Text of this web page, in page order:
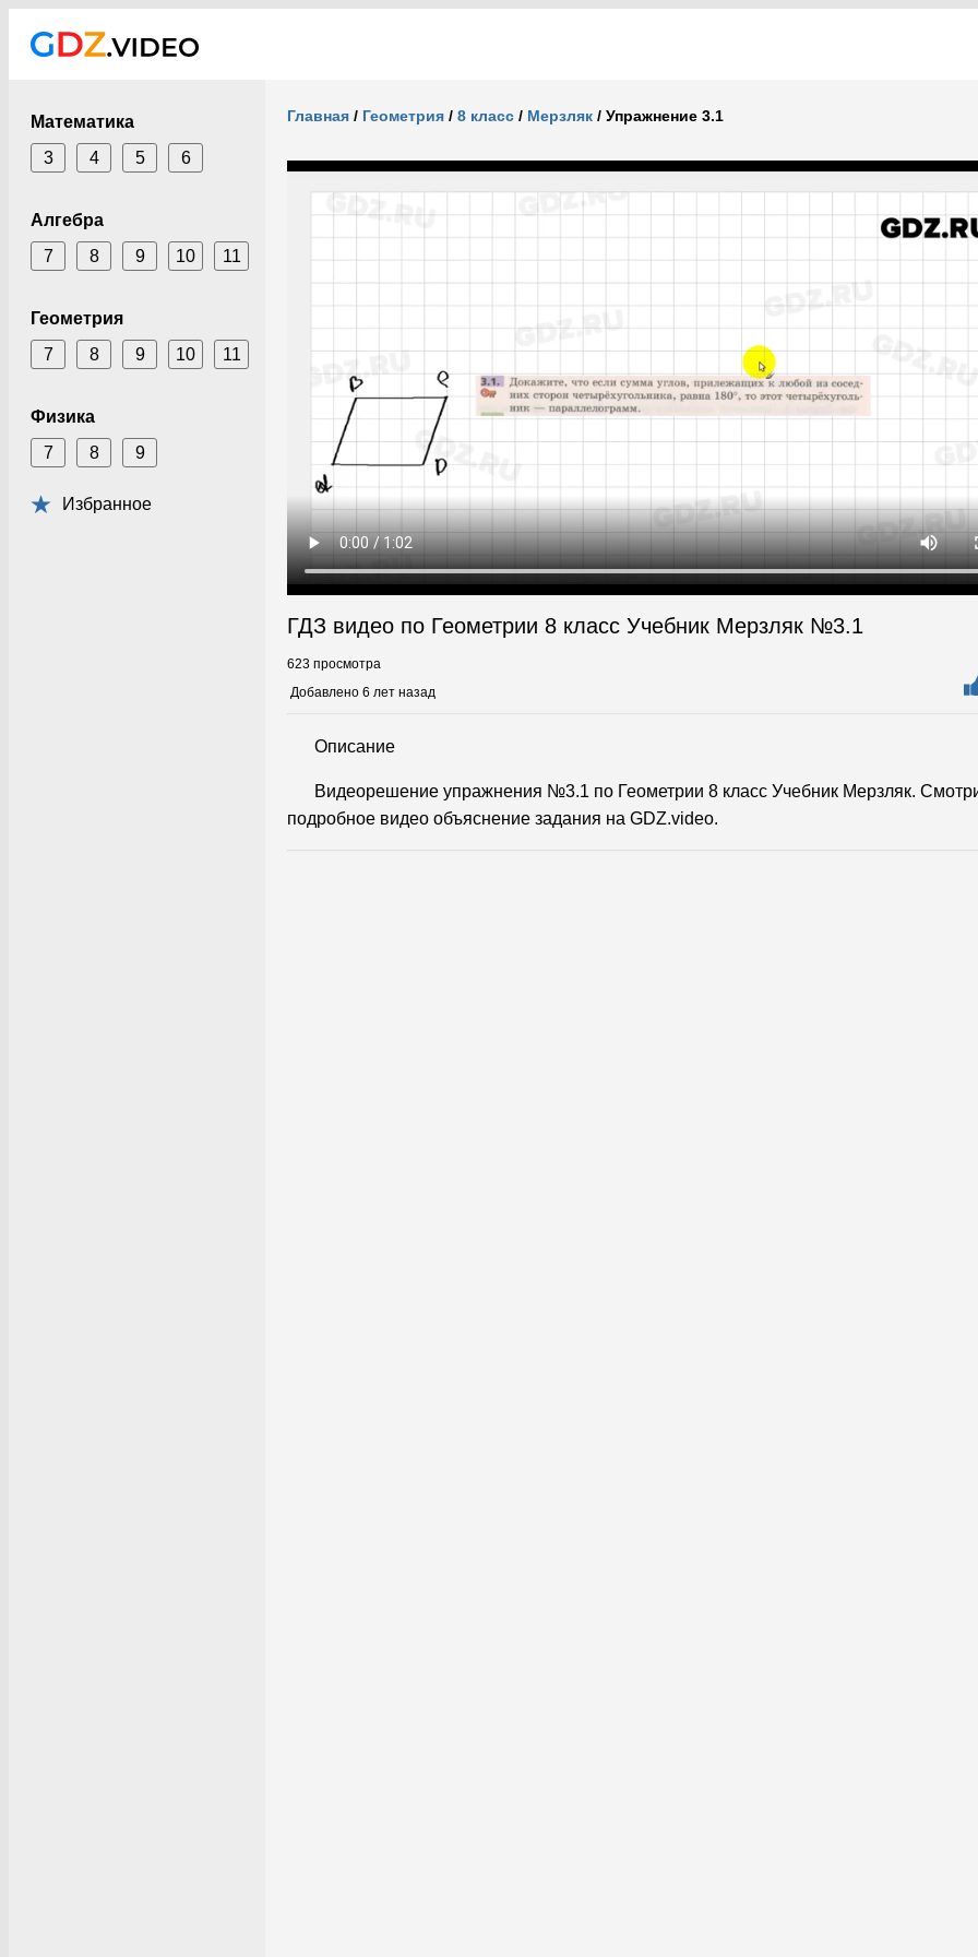
Математика
3
4 5 6
Алгебра
7
8 9 10 11
Геометрия
7
8 9 10 11
Физика
7
8 9
Избранное
Главная / Геометрия / 8 класс / Мерзляк / Упражнение 3.1
ГДЗ видео по Геометрии 8 класс Учебник Мерзляк №3.1
623 просмотра
Добавлено 6 лет назад
Описание
Видеорешение упражнения №3.1 по Геометрии 8 класс Учебник Мерзляк.
подробное видео объяснение задания на GDZ.video.